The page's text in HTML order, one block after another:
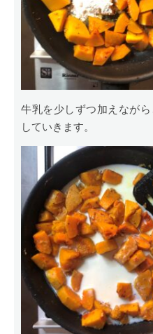
牛乳を少しずつ加えなが
していきます。